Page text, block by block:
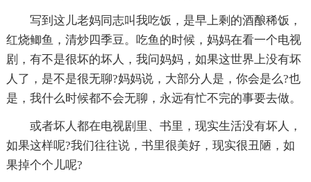
写到这儿老妈同志叫我吃饭，是早上剩的酒酿稀饭，
红烧鲫鱼，清炒四季豆。吃鱼的时候，妈妈在看一个电视
剧，有不是很坏的坏人，我问妈妈，如果这世界上没有坏
人了，是不是很无聊?妈妈说，大部分人是，你会是么?也
是，我什么时候都不会无聊，永远有忙不完的事要去做。
或者坏人都在电视剧里、书里，现实生活没有坏人，
如果这样呢?我们往往说，书里很美好，现实很丑陋，如
果掉个个儿呢?